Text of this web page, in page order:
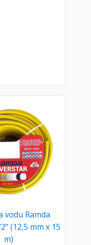
vodu Ramda
(12,5 mm x 15
m)